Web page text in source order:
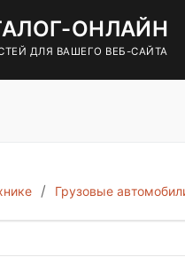
ОНЛАЙН
ДЛЯ ВАШЕГО ВЕБ-САЙТА
Грузовые